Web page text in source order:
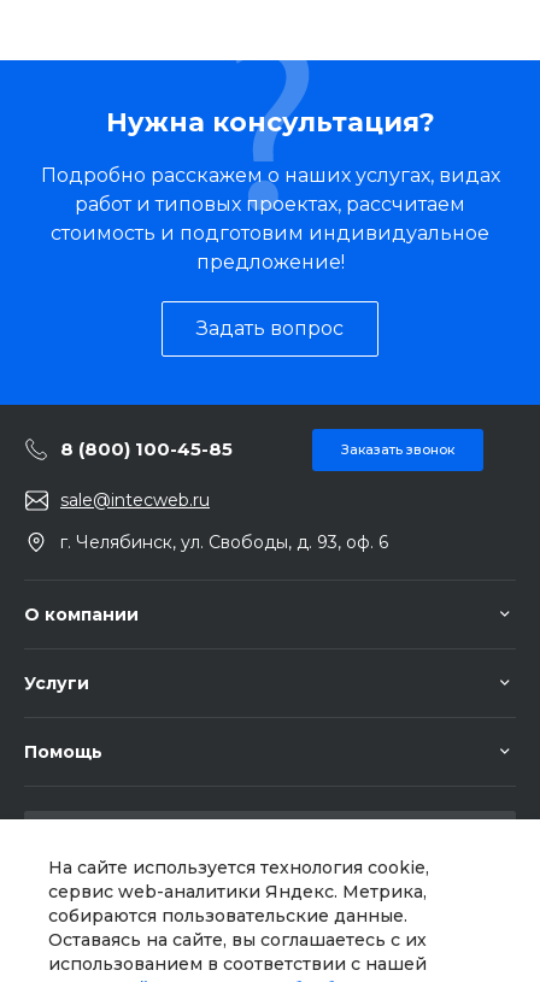
На сайте используется технология cookie,
сервис web-аналитики Яндекс. Метрика,
собираются пользовательские данные.
Оставаясь на сайте, вы соглашаетесь с их
использованием в соответствии с нашей
Нужна консультация?
Подробно расскажем о наших услугах, видах
работ и типовых проектах, рассчитаем
стоимость и подготовим индивидуальное
предложение!
Задать вопрос
8 (800) 100-45-85 Заказать звонок
sale@intecweb.ru
г. Челябинск, ул. Свободы, д. 93, оф. 6
О компании
Услуги
Помощь
Мы в соц. сетях